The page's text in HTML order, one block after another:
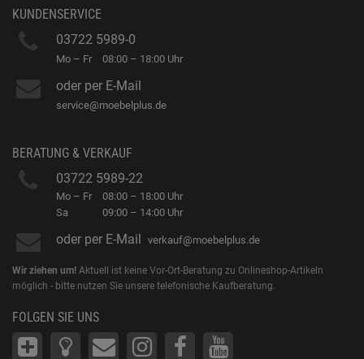
KUNDENSERVICE
03722 5989-0
Mo – Fr 08:00 – 18:00 Uhr
oder per E-Mail
service@moebelplus.de
BERATUNG & VERKAUF
03722 5989-22
Mo – Fr
Sa
08:00 – 18:00 Uhr
09:00 – 14:00 Uhr
oder per E-Mail verkauf@moebelplus.de
Wir ziehen um! Aktuell ist keine Vor-Ort-Beratung zu Onlineshop-Artikeln
möglich - bitte nutzen Sie unsere telefonische Kaufberatung.
FOLGEN SIE UNS